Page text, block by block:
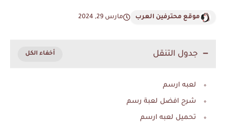
موقع محترفين العرب مارس 29, 2024
جدول التنقل
لعبه ارسم
شرح افضل لعبة رسم
تحميل لعبه ارسم